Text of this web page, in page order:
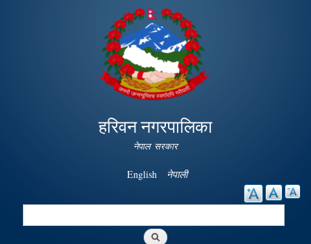
Skip to
main
content
हरिवन नगरपालिका
नेपाल सरकार
English नेपाली
Search